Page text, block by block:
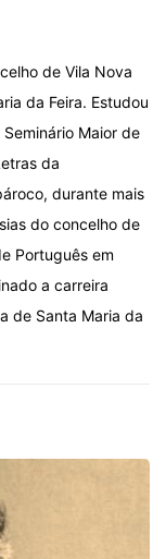
de Vila Nova
da Feira. Estudou
Maior de
da
durante mais
do concelho de
Português em
a carreira
de Santa Maria da